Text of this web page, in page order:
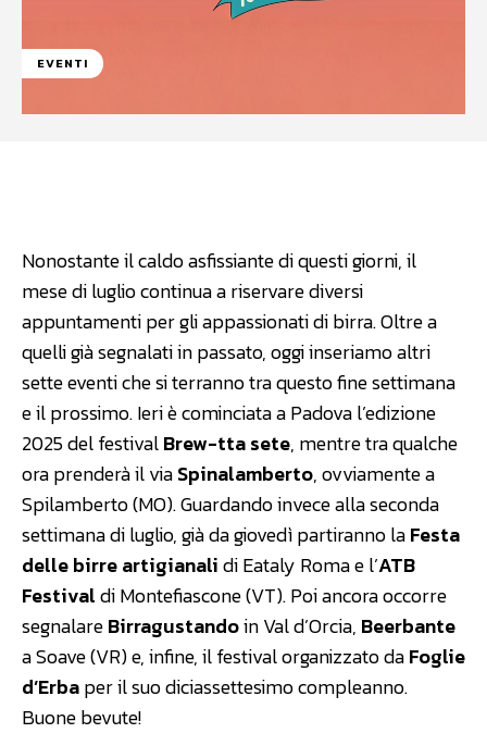
EVENTI
Nonostante il caldo asfissiante di questi giorni, il
mese di luglio continua a riservare diversi
appuntamenti per gli appassionati di birra. Oltre a
quelli già segnalati in passato, oggi inseriamo altri
sette eventi che si terranno tra questo fine settimana
e il prossimo. Ieri è cominciata a Padova l’edizione
2025 del festivalBrew-tta sete, mentre tra qualche
ora prenderà il viaSpinalamberto, ovviamente a
Spilamberto (MO). Guardando invece alla seconda
settimana di luglio, già da giovedì partiranno laFesta
delle birre artigianalidi Eataly Roma e l’ATB
Festivaldi Montefiascone (VT). Poi ancora occorre
segnalareBirragustandoin Val d’Orcia, Beerbante
a Soave (VR) e, infine, il festival organizzato daFoglie
d’Erbaper il suo diciassettesimo compleanno.
Buone bevute!